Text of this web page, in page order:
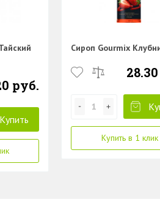
руб.
Купить
Сироп Gourmix
Купить в 1 клик